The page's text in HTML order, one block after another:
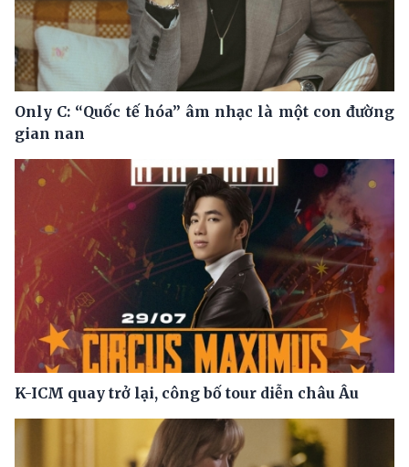
Only C: “Quốc tế hóa” âm nhạc là một con đường
gian nan
K-ICM quay trở lại, công bố tour diễn châu Âu